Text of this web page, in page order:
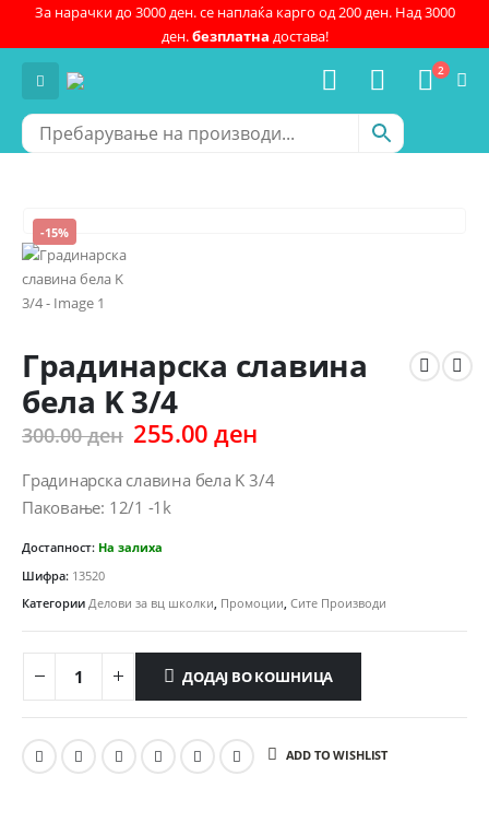
За нарачки до 3000 ден. се наплаќа карго од 200 ден. Над 3000
ден.безплатна достава!
2
-15%
Градинарска славина
бела K 3/4
300.00ден Original
was:
300.00 ден.
255.00денCurrent
is:
Градинарска славина бела K 3/4
Паковање: 12/1 -1k
Достапност: На залиха
Шифра: 13520
Категории Делови за вц школки, Промоции, Сите Производи
ДОДАЈ ВО КОШНИЦА
ADD TO WISHLIST